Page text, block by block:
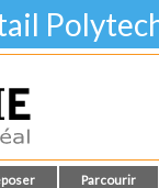
Parcourir